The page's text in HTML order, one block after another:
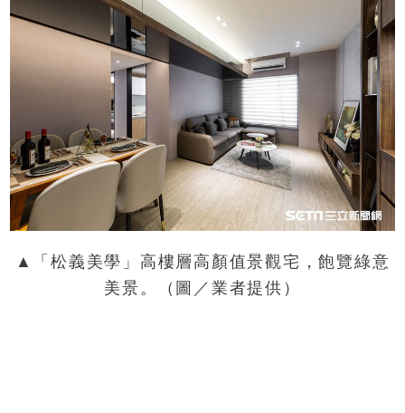
▲「松義美學」高樓層高顏值景觀宅，飽覽綠意
美景。（圖／業者提供）